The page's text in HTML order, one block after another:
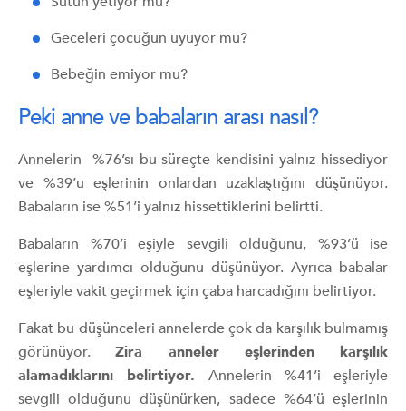
Geceleri çocuğun uyuyor mu?
Bebeğin emiyor mu?
Peki anne ve babaların arası nasıl?
Annelerin %76’sı bu süreçte kendisini yalnız hissediyor
ve %39’u eşlerinin onlardan uzaklaştığını düşünüyor.
Babaların ise %51’i yalnız hissettiklerini belirtti.
Babaların %70’i eşiyle sevgili olduğunu, %93’ü ise
eşlerine yardımcı olduğunu düşünüyor. Ayrıca babalar
eşleriyle vakit geçirmek için çaba harcadığını belirtiyor.
Fakat bu düşünceleri annelerde çok da karşılık bulmamış
görünüyor.Zira anneler eşlerinden karşılık
alamadıklarını belirtiyor. Annelerin %41’i eşleriyle
sevgili olduğunu düşünürken, sadece %64’ü eşlerinin